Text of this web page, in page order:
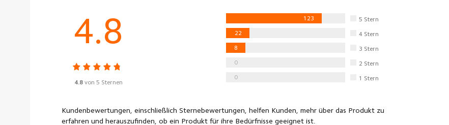
4.8
4.8 von 5 Sternen
123 5 Stern
22 4 Stern
8 3 Stern
0 2 Stern
0 1 Stern
Kundenbewertungen, einschließlich Sternebewertungen, helfen Kunden, mehr über das Produkt zu
erfahren und herauszufinden, ob ein Produkt für ihre Bedürfnisse geeignet ist.